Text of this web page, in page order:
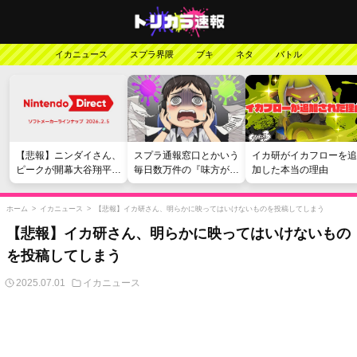
イカニュース スプラ界隈 ブキ ネタ バトル
【悲報】ニンダイさん、
ピークが開幕大谷翔平の
がっかりダイレクトだっ
たと言われてしまう
スプラ通報窓口とかいう
毎日数万件の『味方が弱
い』愚痴を読まされる苦
行
イカ研がイカフローを追
加した本当の理由
ホーム > イカニュース > 【悲報】イカ研さん、明らかに映ってはいけないものを投稿してしまう
【悲報】イカ研さん、明らかに映ってはいけないもの
を投稿してしまう
2025.07.01 イカニュース